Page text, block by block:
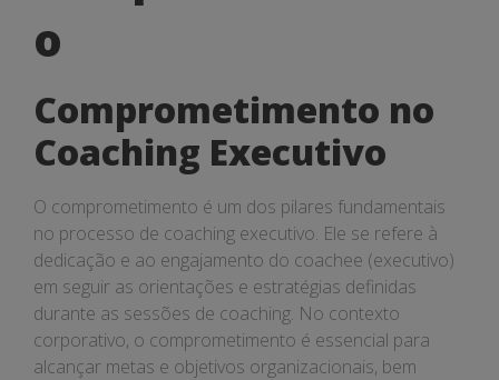
o
Comprometimento no
Coaching Executivo
O comprometimento é um dos pilares fundamentais
no processo de coaching executivo. Ele se refere à
dedicação e ao engajamento do coachee (executivo)
em seguir as orientações e estratégias definidas
durante as sessões de coaching. No contexto
corporativo, o comprometimento é essencial para
alcançar metas e objetivos organizacionais, bem